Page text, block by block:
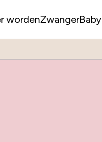
wordenZwangerBaby